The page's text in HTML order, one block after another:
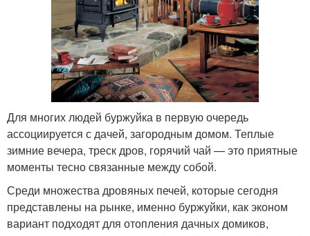
Для многих людей буржуйка в первую очередь
ассоциируется с дачей, загородным домом. Теплые
зимние вечера, треск дров, горячий чай — это приятные
моменты тесно связанные между собой.
Среди множества дровяных печей, которые сегодня
представлены на рынке, именно буржуйки, как эконом
вариант подходят для отопления дачных домиков,